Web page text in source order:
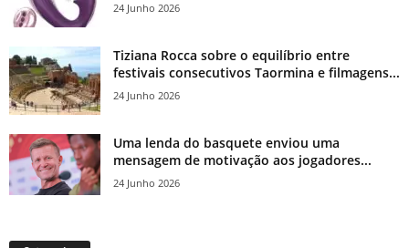
24 Junho 2026
Tiziana Rocca sobre o equilíbrio entre
festivais consecutivos Taormina e filmagens...
24 Junho 2026
Uma lenda do basquete enviou uma
mensagem de motivação aos jogadores...
24 Junho 2026